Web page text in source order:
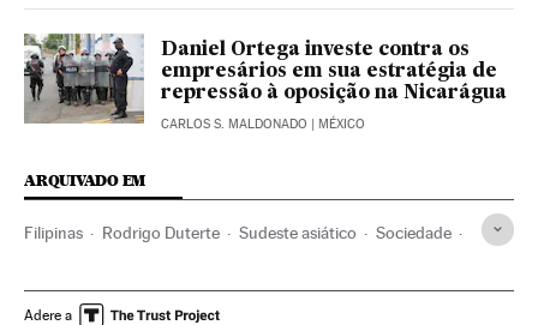
Daniel Ortega investe contra os
empresários em sua estratégia de
repressão à oposição na Nicarágua
CARLOS S. MALDONADO | MÉXICO
ARQUIVADO EM
Filipinas Rodrigo Duterte Sudeste asiático Sociedade
Eleições presidenciais Ásia
Adere a